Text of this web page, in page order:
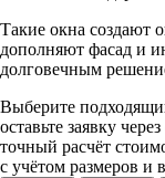
Такие окна создают
дополняют фасад и
долговечным
Выберите
оставьте заявку
точный расчёт
с учётом размеров и